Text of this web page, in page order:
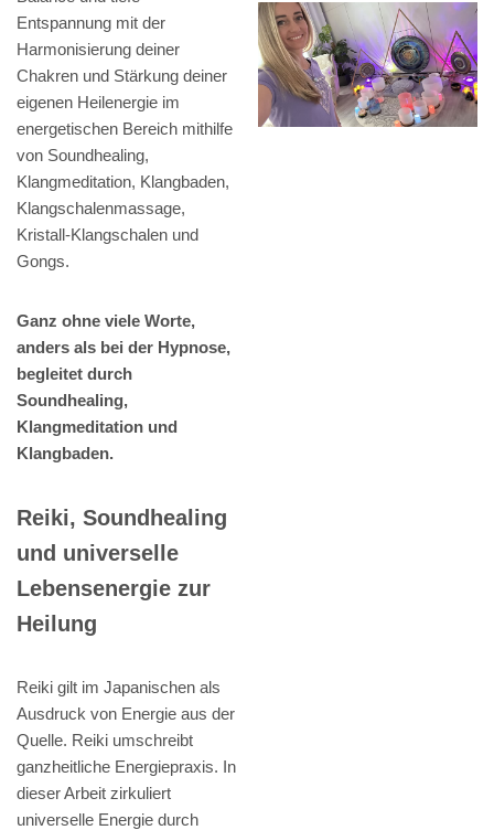
Entspannung mit der
Harmonisierung deiner
Chakren und Stärkung deiner
eigenen Heilenergie im
energetischen Bereich mithilfe
von Soundhealing,
Klangmeditation, Klangbaden,
Klangschalenmassage,
Kristall-Klangschalen und
Gongs.
Ganz ohne viele Worte,
anders als bei der Hypnose,
begleitet durch
Soundhealing,
Klangmeditation und
Klangbaden.
Reiki, Soundhealing
und universelle
Lebensenergie zur
Heilung
Reiki gilt im Japanischen als
Ausdruck von Energie aus der
Quelle. Reiki umschreibt
ganzheitliche Energiepraxis. In
dieser Arbeit zirkuliert
universelle Energie durch